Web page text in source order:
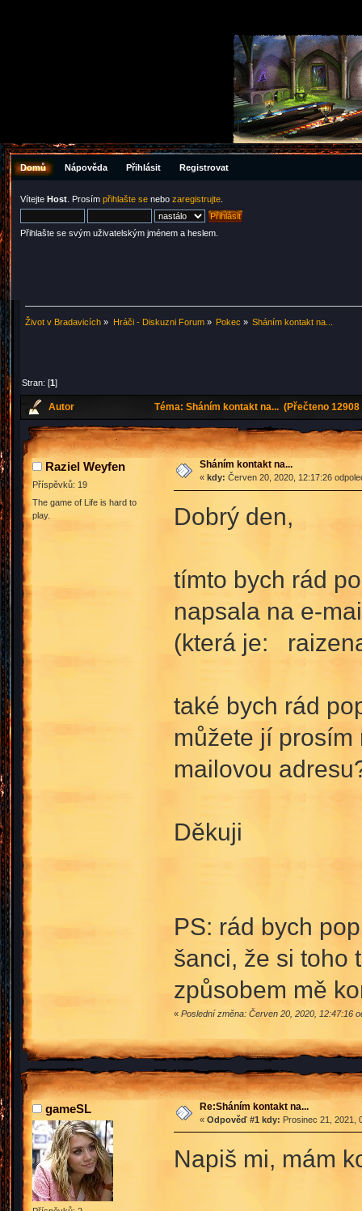
Domů Nápověda Přihlásit Registrovat
Vítejte Host . Prosím přihlašte se nebo zaregistrujte
Přihlašte se svým uživatelským jménem a heslem.
Život v Bradavicích » Hráči - Diskuzni Forum» Pokec » Sháním kontakt na...
Stran: [1]
Autor Téma: Sháním kontakt na... (Přečteno
Raziel Weyfen
Příspěvků: 19
The game of Life is hard to
play.
Sháním kontakt na...
« kdy: Červen 20, 2020, 12:17:26
Dobrý den,
tímto bych rád
napsala na e-
(která je:
také bych rád
můžete jí
mailovou
Děkuji
PS: rád bych
šanci, že si toho
způsobem mě
« Poslední změna: Červen 20, 2020, 12:47:16
gameSL Re:Sháním kontakt na...
« Odpověď #1 kdy: Prosinec 21, 2021,
Napiš mi, mám